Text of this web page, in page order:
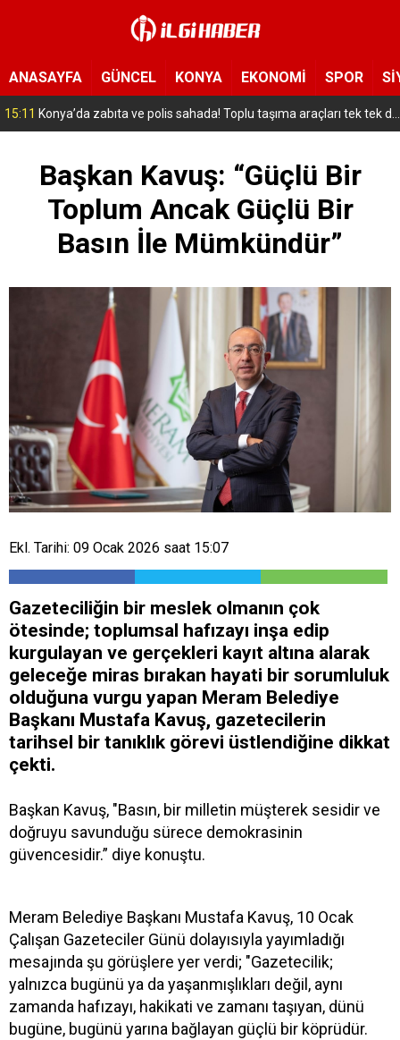
ANASAYFA GÜNCEL KONYA EKONOMİ SPOR
14:57 Konya’da eğlence mekanında çıkan kavgada 1 kişi öldü
Başkan Kavuş: “Güçlü Bir
Toplum Ancak Güçlü Bir
Basın İle Mümkündür”
Ekl. Tarihi: 09 Ocak 2026 saat 15:07
Gazeteciliğin bir meslek olmanın çok
ötesinde; toplumsal hafızayı inşa edip
kurgulayan ve gerçekleri kayıt altına alarak
geleceğe miras bırakan hayati bir sorumluluk
olduğuna vurgu yapan Meram Belediye
Başkanı Mustafa Kavuş, gazetecilerin
tarihsel bir tanıklık görevi üstlendiğine dikkat
çekti.
Başkan Kavuş, "Basın, bir milletin müşterek sesidir ve
doğruyu savunduğu sürece demokrasinin
güvencesidir.” diye konuştu.
Meram Belediye Başkanı Mustafa Kavuş, 10 Ocak
Çalışan Gazeteciler Günü dolayısıyla yayımladığı
mesajında şu görüşlere yer verdi; "Gazetecilik;
yalnızca bugünü ya da yaşanmışlıkları değil, aynı
zamanda hafızayı, hakikati ve zamanı taşıyan, dünü
bugüne, bugünü yarına bağlayan güçlü bir köprüdür.